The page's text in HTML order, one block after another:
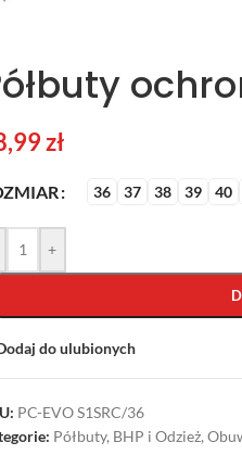
zł
36 37 38 39 40
+
do ulubionych
PC-EVO S1SRC/36
Półbuty, BHP i Odzież,